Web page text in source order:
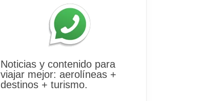
Noticias y contenido para
viajar mejor: aerolíneas +
destinos + turismo.